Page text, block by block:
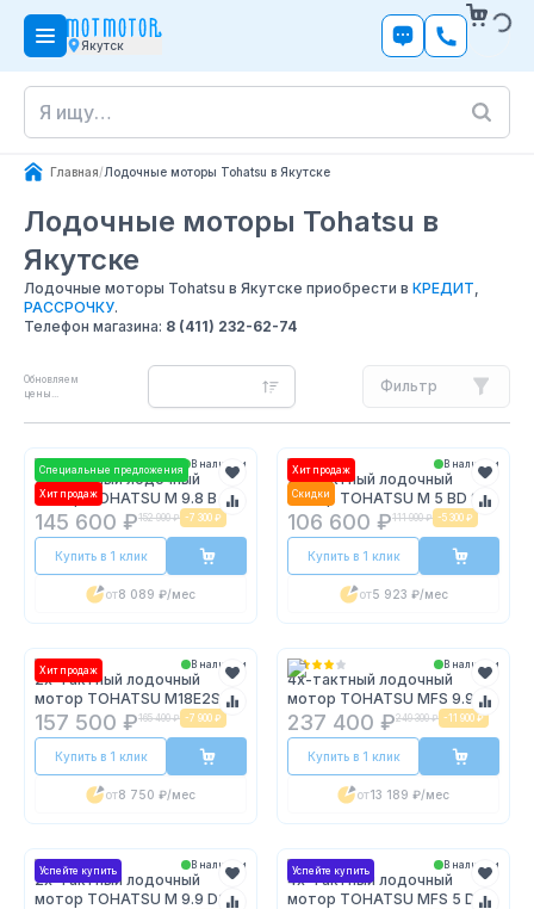
Якутск
Главная/Лодочные моторы Tohatsu в Якутске
Лодочные моторы Tohatsu в
Якутске
Лодочные моторы Tohatsu в Якутске приобрести в КРЕДИТ,
РАССРОЧКУ.
Телефон магазина: 8 (411) 232-62-74
Обновляем
цены...
Фильтр
Специальные предложения
Хит продаж
В наличии
2х-тактный лодочный
мотор TOHATSU M 9.8 B S
145 600 ₽152 900 ₽ -7 300 ₽
Купить в 1 клик
от8 089 ₽/мес
Хит продаж
Скидки
В наличии
2х-тактный лодочный
мотор TOHATSU M 5 BD S
106 600 ₽111 900 ₽ -5 300 ₽
Купить в 1 клик
от5 923 ₽/мес
Хит продаж В наличии
2х-тактный лодочный
мотор TOHATSU M18E2S
157 500 ₽165 400 ₽ -7 900 ₽
Купить в 1 клик
от8 750 ₽/мес
В наличии
4х-тактный лодочный
мотор TOHATSU MFS 9.9 ES
237 400 ₽249 300 ₽ -11 900 ₽
Купить в 1 клик
от13 189 ₽/мес
Успейте купить В наличии
2х-тактный лодочный
мотор TOHATSU M 9.9 D2 S
Успейте купить В наличии
4х-тактный лодочный
мотор TOHATSU MFS 5 DS